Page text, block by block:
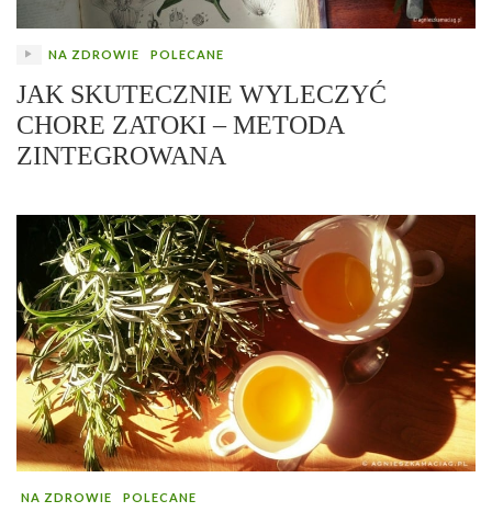
NA ZDROWIE POLECANE
JAK SKUTECZNIE WYLECZYĆ
CHORE ZATOKI – METODA
ZINTEGROWANA
NA ZDROWIE POLECANE